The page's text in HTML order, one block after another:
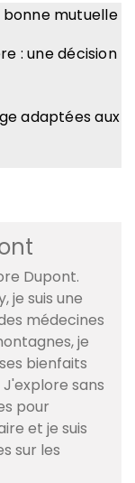
mutuelle
: une décision
adaptées aux
Dupont.
je suis une
médecines
je
bienfaits
sans
pour
et je suis
sur les